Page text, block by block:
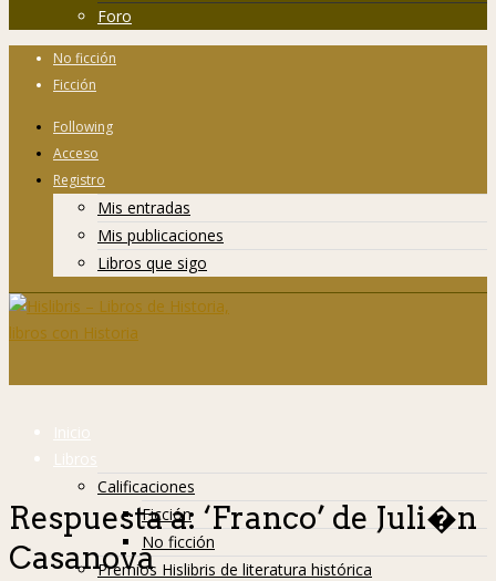
Foro
No ficción
Ficción
Following
Acceso
Registro
Mis entradas
Mis publicaciones
Libros que sigo
Inicio
Libros
Calificaciones
Ficción
No ficción
Premios Hislibris de literatura histórica
Respuesta a: ‘Franco’ de Juli�n
Casanova